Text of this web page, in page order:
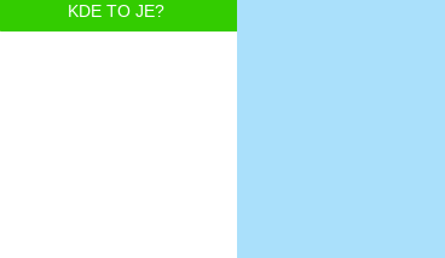
KDE TO JE?